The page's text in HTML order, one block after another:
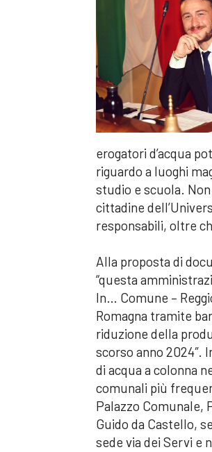
erogatori d’acqua
riguardo a luoghi
studio e scuola.
cittadine
responsabili, oltre
Alla proposta di
“questa
In… Comune –
Romagna tramite
riduzione della
scorso anno 2024″.
di acqua a colonna
comunali più
Palazzo Comunale,
Guido da Castello,
sede via dei Servi e